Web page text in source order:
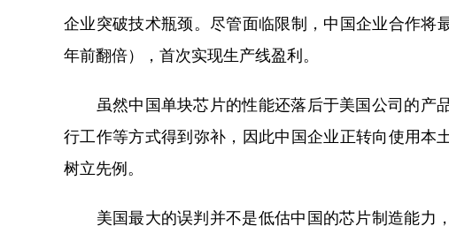
企业突破技术瓶颈。尽管面临限制，中国企业合作将
年前翻倍），首次实现生产线盈利。
虽然中国单块芯片的性能还落后于美国公司的产
行工作等方式得到弥补，因此中国企业正转向使用本
树立先例。
美国最大的误判并不是低估中国的芯片制造能力